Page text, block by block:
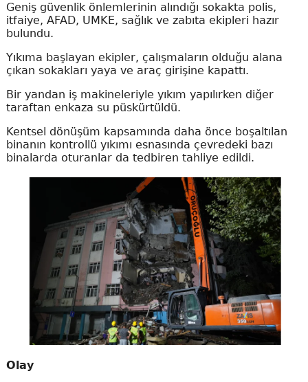
Geniş güvenlik önlemlerinin alındığı sokakta polis,
itfaiye, AFAD, UMKE, sağlık ve zabıta ekipleri hazır
bulundu.
Yıkıma başlayan ekipler, çalışmaların olduğu alana
çıkan sokakları yaya ve araç girişine kapattı.
Bir yandan iş makineleriyle yıkım yapılırken diğer
taraftan enkaza su püskürtüldü.
Kentsel dönüşüm kapsamında daha önce boşaltılan
binanın kontrollü yıkımı esnasında çevredeki bazı
binalarda oturanlar da tedbiren tahliye edildi.
Olay